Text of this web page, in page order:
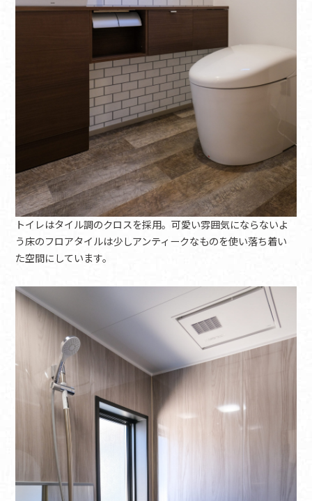
トイレはタイル調のクロスを採用。可愛い雰囲気にならないよ
う床のフロアタイルは少しアンティークなものを使い落ち着い
た空間にしています。